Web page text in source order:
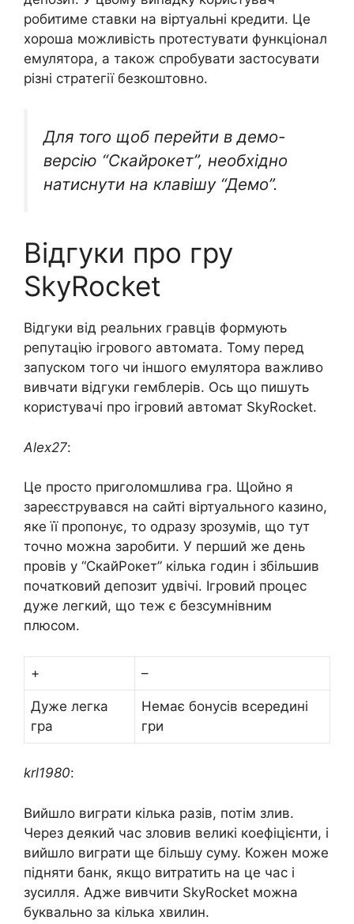
робитиме ставки на віртуальні кредити. Це
хороша можливість протестувати функціонал
емулятора, а також спробувати застосувати
різні стратегії безкоштовно.
Для того щоб перейти в демо-
версію “Скайрокет”, необхідно
натиснути на клавішу “Демо”.
Відгуки про гру
SkyRocket
Відгуки від реальних гравців формують
репутацію ігрового автомата. Тому перед
запуском того чи іншого емулятора важливо
вивчати відгуки гемблерів. Ось що пишуть
користувачі про ігровий автомат SkyRocket.
Alex27:
Це просто приголомшлива гра. Щойно я
зареєструвався на сайті віртуального казино,
яке її пропонує, то одразу зрозумів, що тут
точно можна заробити. У перший же день
провів у “СкайРокет” кілька годин і збільшив
початковий депозит удвічі. Ігровий процес
дуже легкий, що теж є безсумнівним
плюсом.
+ –
Дуже легка
гра
Немає бонусів всередині
гри
krl1980:
Вийшло виграти кілька разів, потім злив.
Через деякий час зловив великі коефіцієнти, і
вийшло виграти ще більшу суму. Кожен може
підняти банк, якщо витратить на це час і
зусилля. Адже вивчити SkyRocket можна
буквально за кілька хвилин.